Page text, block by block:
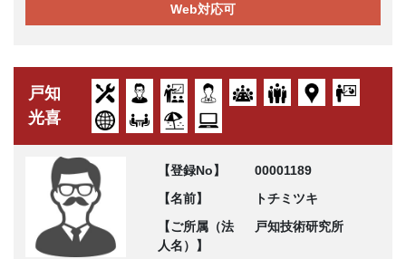
Web対応可
戸知
光喜
【登録No】
00001189
【名前】
トチミツキ
【ご所属（法
人名）】
戸知技術研究所